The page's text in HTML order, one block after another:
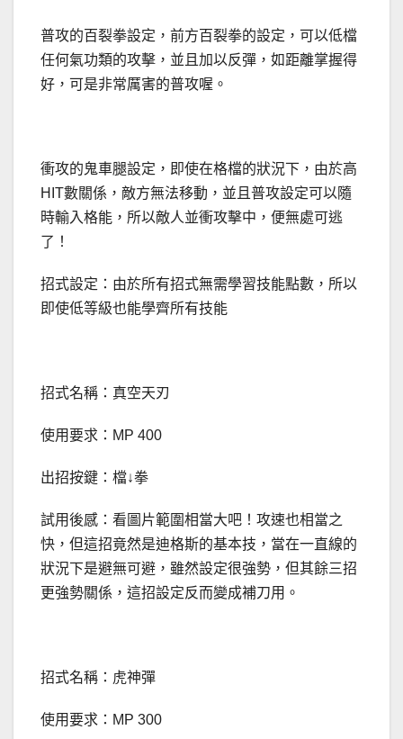
普攻的百裂拳設定，前方百裂拳的設定，可以低檔
任何氣功類的攻擊，並且加以反彈，如距離掌握得
好，可是非常厲害的普攻喔。
衝攻的鬼車腿設定，即使在格檔的狀況下，由於高
HIT數關係，敵方無法移動，並且普攻設定可以隨
時輸入格能，所以敵人並衝攻擊中，便無處可逃
了！
招式設定：由於所有招式無需學習技能點數，所以
即使低等級也能學齊所有技能
招式名稱：真空天刃
使用要求：MP 400
出招按鍵：檔↓拳
試用後感：看圖片範圍相當大吧！攻速也相當之
快，但這招竟然是迪格斯的基本技，當在一直線的
狀況下是避無可避，雖然設定很強勢，但其餘三招
更強勢關係，這招設定反而變成補刀用。
招式名稱：虎神彈
使用要求：MP 300